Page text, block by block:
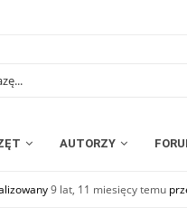
AUTORZY
9 lat, 11 miesięcy temu